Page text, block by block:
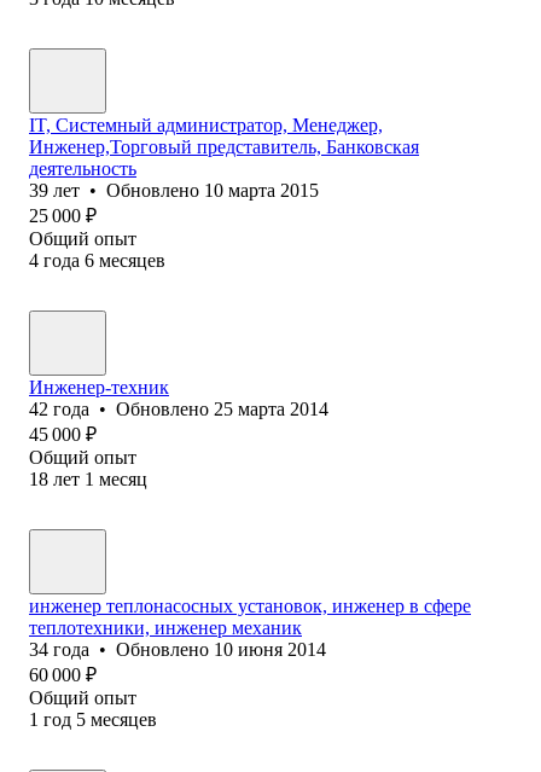
IT, Системный администратор, Менеджер,
Инженер,Торговый представитель, Банковская
деятельность
39 лет • Обновлено 10 марта 2015
25 000 ₽
Общий опыт
4 года 6 месяцев
Инженер-техник
42 года • Обновлено 25 марта 2014
45 000 ₽
Общий опыт
18 лет 1 месяц
инженер теплонасосных установок, инженер в сфере
теплотехники, инженер механик
34 года • Обновлено 10 июня 2014
60 000 ₽
Общий опыт
1 год 5 месяцев